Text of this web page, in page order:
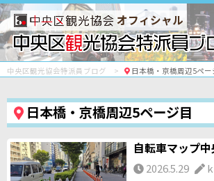
オフィシャル
中央区観光協会特派員ブログ 日本橋・京橋周辺5ペー
日本橋・京橋周辺5ページ目
自転車マップ
2026.5.29